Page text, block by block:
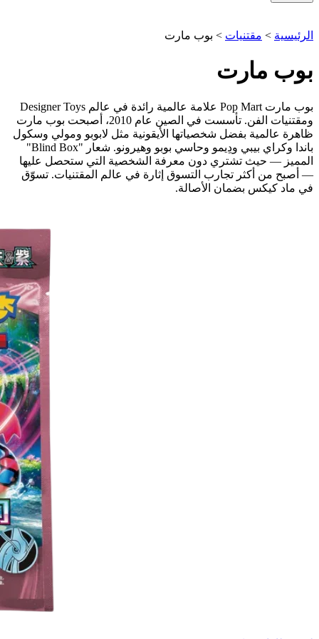
الرئيسية > مقتنيات > بوب مارت
بوب مارت
بوب مارت Pop Mart علامة عالمية رائدة في عالم Designer Toys
ومقتنيات الفن. تأسست في الصين عام 2010، أصبحت بوب مارت
ظاهرة عالمية بفضل شخصياتها الأيقونية مثل لابوبو ومولي وسكول
باندا وكراي بيبي ودِيمو وحاسي بوبو وهيرونو. شعار "Blind Box"
المميز — حيث تشتري دون معرفة الشخصية التي ستحصل عليها
— أصبح من أكثر تجارب التسوق إثارة في عالم المقتنيات. تسوّق
في ماد كيكس بضمان الأصالة.